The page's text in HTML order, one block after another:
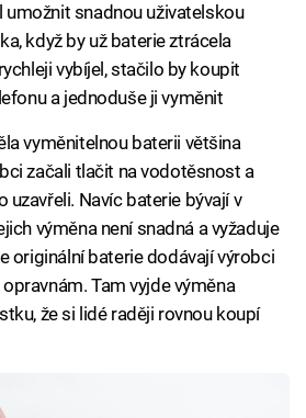
umožnit snadnou uživatelskou
když by už baterie ztrácela
vybíjel, stačilo by koupit
a jednoduše ji vyměnit
vyměnitelnou baterii většina
začali tlačit na vodotěsnost a
uzavřeli. Navíc baterie bývají v
výměna není snadná a vyžaduje
originální baterie dodávají výrobci
Tam vyjde výměna
že si lidé raději rovnou koupí